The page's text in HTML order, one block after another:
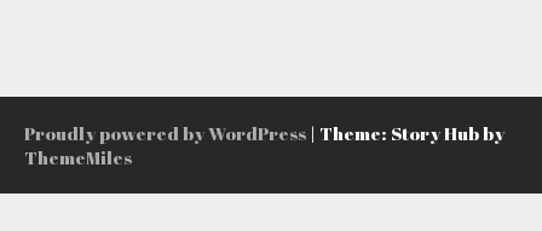
Proudly powered by WordPress | Theme: Story Hub by
ThemeMiles